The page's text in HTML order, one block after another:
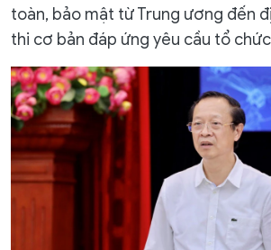
toàn, bảo mật từ Trung ương đến
thi cơ bản đáp ứng yêu cầu tổ